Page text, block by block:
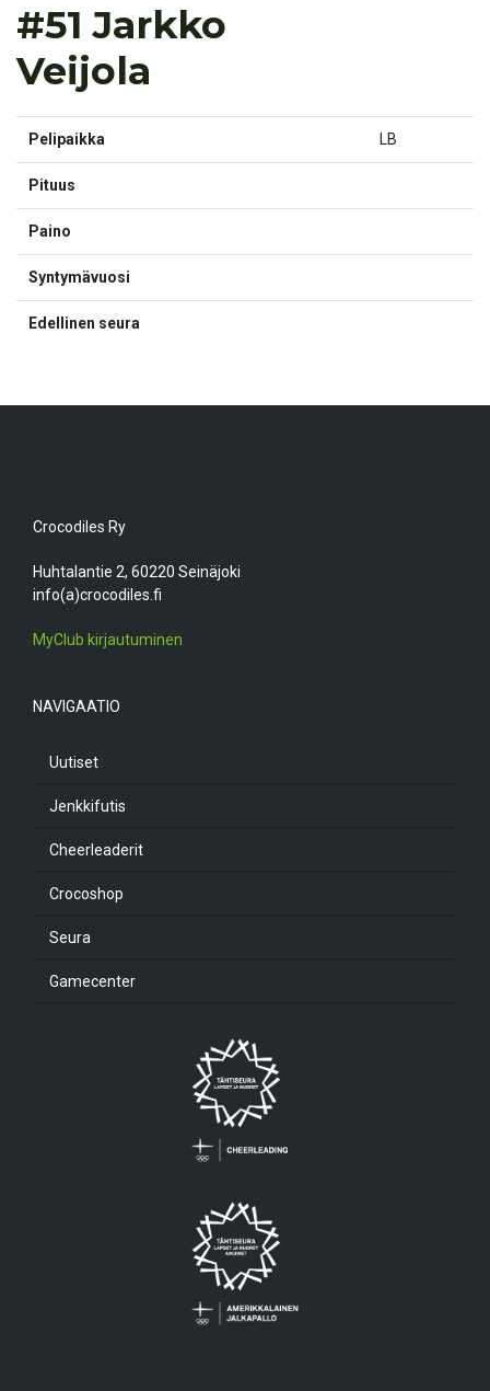
#51 Jarkko
Veijola
Pelipaikka LB
Pituus
Paino
Syntymävuosi
Edellinen seura
Crocodiles Ry
Huhtalantie 2, 60220 Seinäjoki
info(a)crocodiles.fi
MyClub kirjautuminen
NAVIGAATIO
Uutiset
Jenkkifutis
Cheerleaderit
Crocoshop
Seura
Gamecenter